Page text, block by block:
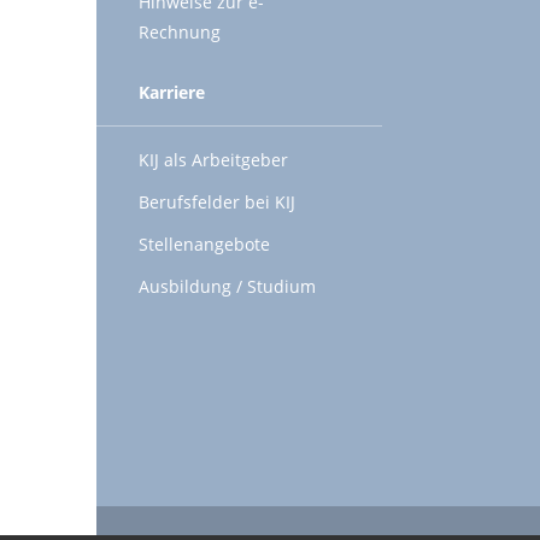
Rechnung
Karriere
KIJ als Arbeitgeber
Berufsfelder bei KIJ
Stellenangebote
Ausbildung / Studium